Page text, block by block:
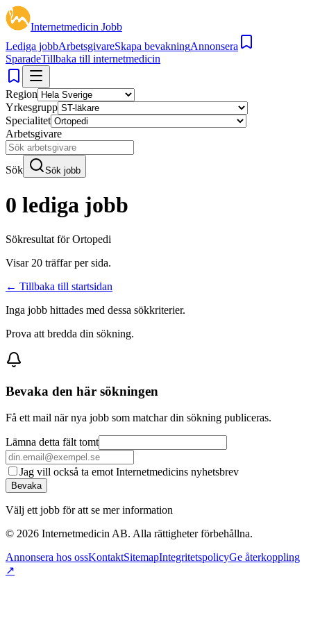
Internetmedicin Jobb
Lediga jobbArbetsgivareSkapa bevakningAnnonsera
SparadeTillbaka till internetmedicin
Region
Yrkesgrupp
Specialitet
Arbetsgivare
Sök Sök jobb
0 lediga jobb
Sökresultat förOrtopedi
Visar 20 träffar per sida.
← Tillbaka till startsidan
Inga jobb hittades med dessa sökkriterier.
Prova att bredda din sökning.
Bevaka den här sökningen
Få ett mail när nya jobb som matchar din sökning publiceras.
Lämna detta fält tomt
Jag vill också ta emot Internetmedicins nyhetsbrev
Bevaka
Välj ett jobb för att se mer information
© 2026 Internetmedicin AB. Alla rättigheter förbehållna.
Annonsera hos ossKontaktSitemapIntegritetspolicyGe återkoppling
↗